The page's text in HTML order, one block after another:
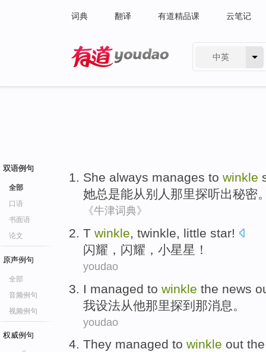
词典 翻译 有道精品课 云笔记
中英
双语例句
全部
口语
书面语
论文
原声例句
全部
音频例句
视频例句
权威例句
She always manages to winkle
她总是能从别人那里探听出秘密
《牛津词典》
T winkle, twinkle, little star!
闪耀 ， 闪耀 ， 小星星 ！
youdao
I managed to winkle the news
我设法从他那里探到 那消息 。
youdao
They managed to winkle out the